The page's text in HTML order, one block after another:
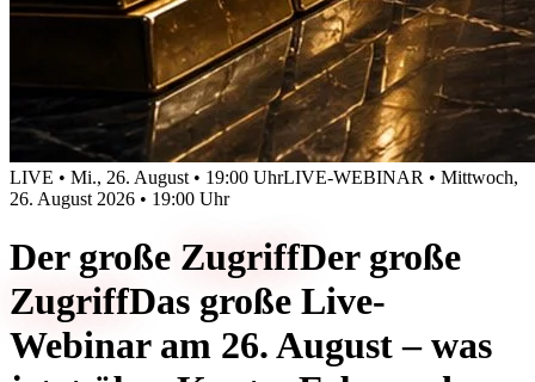
LIVE • Mi., 26. August • 19:00 UhrLIVE-WEBINAR • Mittwoch,
26. August 2026 • 19:00 Uhr
Der große ZugriffDer große
ZugriffDas große Live-
Webinar am 26. August – was